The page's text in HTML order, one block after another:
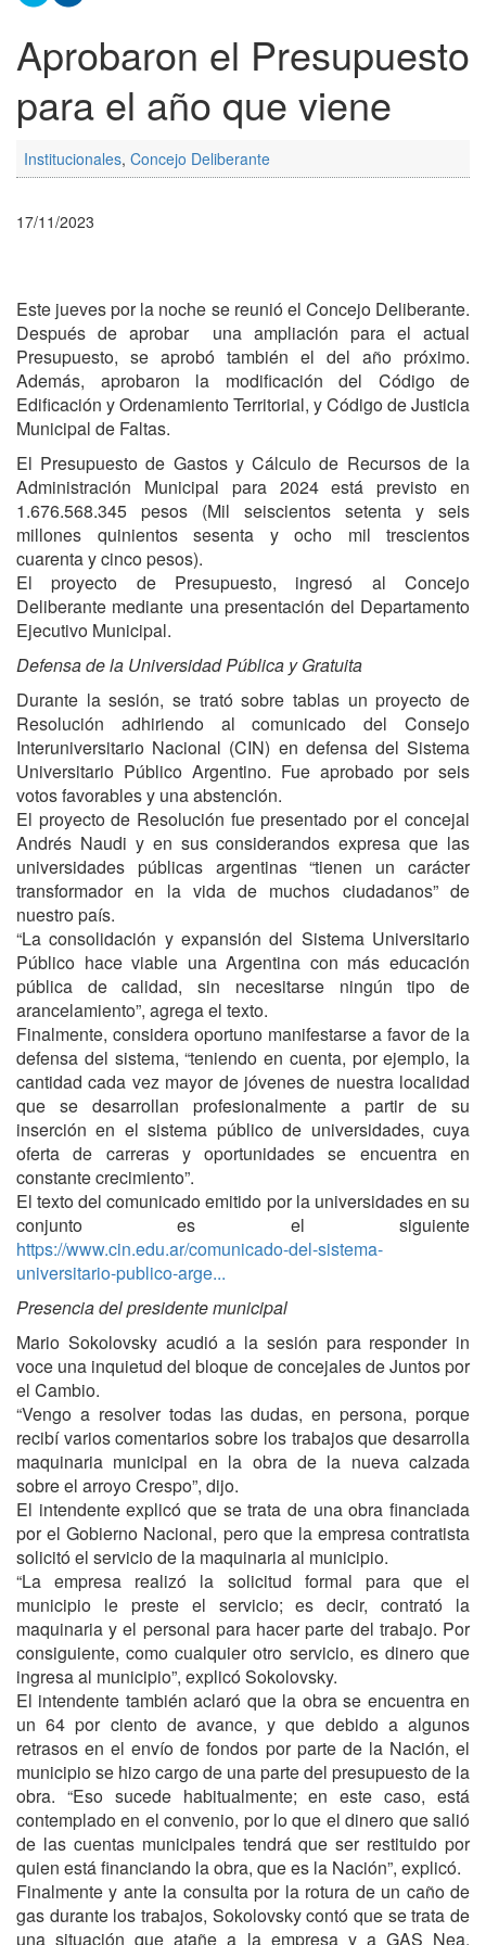
Aprobaron el Presupuesto
para el año que viene
Institucionales, Concejo Deliberante
17/11/2023
Este jueves por la noche se reunió el Concejo Deliberante.
Después de aprobar una ampliación para el actual
Presupuesto, se aprobó también el del año próximo.
Además, aprobaron la modificación del Código de
Edificación y Ordenamiento Territorial, y Código de Justicia
Municipal de Faltas.
El Presupuesto de Gastos y Cálculo de Recursos de la
Administración Municipal para 2024 está previsto en
1.676.568.345 pesos (Mil seiscientos setenta y seis
millones quinientos sesenta y ocho mil trescientos
cuarenta y cinco pesos).
El proyecto de Presupuesto, ingresó al Concejo
Deliberante mediante una presentación del Departamento
Ejecutivo Municipal.
Defensa de la Universidad Pública y Gratuita
Durante la sesión, se trató sobre tablas un proyecto de
Resolución adhiriendo al comunicado del Consejo
Interuniversitario Nacional (CIN) en defensa del Sistema
Universitario Público Argentino. Fue aprobado por seis
votos favorables y una abstención.
El proyecto de Resolución fue presentado por el concejal
Andrés Naudi y en sus considerandos expresa que las
universidades públicas argentinas “tienen un carácter
transformador en la vida de muchos ciudadanos” de
nuestro país.
“La consolidación y expansión del Sistema Universitario
Público hace viable una Argentina con más educación
pública de calidad, sin necesitarse ningún tipo de
arancelamiento”, agrega el texto.
Finalmente, considera oportuno manifestarse a favor de la
defensa del sistema, “teniendo en cuenta, por ejemplo, la
cantidad cada vez mayor de jóvenes de nuestra localidad
que se desarrollan profesionalmente a partir de su
inserción en el sistema público de universidades, cuya
oferta de carreras y oportunidades se encuentra en
constante crecimiento”.
El texto del comunicado emitido por la universidades en su
conjunto es el siguiente
https://www.cin.edu.ar/comunicado-del-sistema-
universitario-publico-arge...
Presencia del presidente municipal
Mario Sokolovsky acudió a la sesión para responder in
voce una inquietud del bloque de concejales de Juntos por
el Cambio.
“Vengo a resolver todas las dudas, en persona, porque
recibí varios comentarios sobre los trabajos que desarrolla
maquinaria municipal en la obra de la nueva calzada
sobre el arroyo Crespo”, dijo.
El intendente explicó que se trata de una obra financiada
por el Gobierno Nacional, pero que la empresa contratista
solicitó el servicio de la maquinaria al municipio.
“La empresa realizó la solicitud formal para que el
municipio le preste el servicio; es decir, contrató la
maquinaria y el personal para hacer parte del trabajo. Por
consiguiente, como cualquier otro servicio, es dinero que
ingresa al municipio”, explicó Sokolovsky.
El intendente también aclaró que la obra se encuentra en
un 64 por ciento de avance, y que debido a algunos
retrasos en el envío de fondos por parte de la Nación, el
municipio se hizo cargo de una parte del presupuesto de la
obra. “Eso sucede habitualmente; en este caso, está
contemplado en el convenio, por lo que el dinero que salió
de las cuentas municipales tendrá que ser restituido por
quien está financiando la obra, que es la Nación”, explicó.
Finalmente y ante la consulta por la rotura de un caño de
gas durante los trabajos, Sokolovsky contó que se trata de
una situación que atañe a la empresa y a GAS Nea,